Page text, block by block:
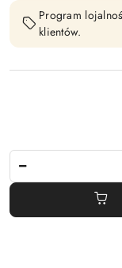
Program
klientów.